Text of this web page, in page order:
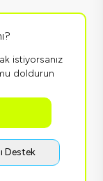
istiyorsanız
doldurun
Destek